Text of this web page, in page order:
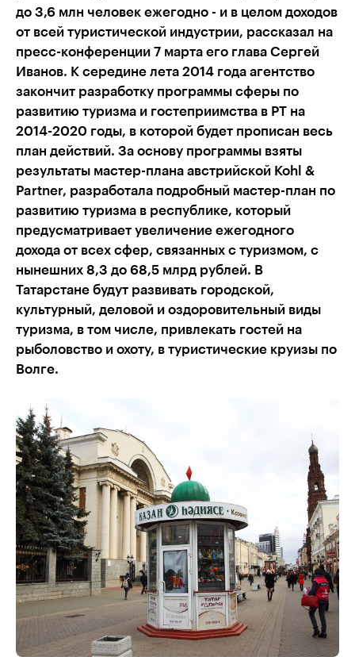
до 3,6 млн человек ежегодно - и в целом доходов
от всей туристической индустрии, рассказал на
пресс-конференции 7 марта его глава Сергей
Иванов. К середине лета 2014 года агентство
закончит разработку программы сферы по
развитию туризма и гостеприимства в РТ на
2014-2020 годы, в которой будет прописан весь
план действий. За основу программы взяты
результаты мастер-плана австрийской Kohl &
Partner, разработала подробный мастер-план по
развитию туризма в республике, который
предусматривает увеличение ежегодного
дохода от всех сфер, связанных с туризмом, с
нынешних 8,3 до 68,5 млрд рублей. В
Татарстане будут развивать городской,
культурный, деловой и оздоровительный виды
туризма, в том числе, привлекать гостей на
рыболовство и охоту, в туристические круизы по
Волге.